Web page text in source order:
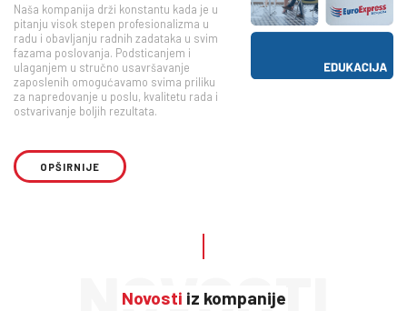
Naša kompanija drži konstantu kada je u
pitanju visok stepen profesionalizma u
radu i obavljanju radnih zadataka u svim
fazama poslovanja. Podsticanjem i
ulaganjem u stručno usavršavanje
zaposlenih omogućavamo svima priliku
za napredovanje u poslu, kvalitetu rada i
ostvarivanje boljih rezultata.
OPŠIRNIJE
Novosti iz kompanije